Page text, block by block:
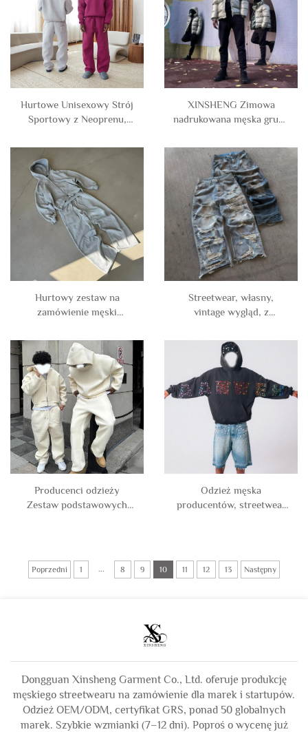
Hurtowe Unisexowy Strój
Sportowy z Neoprenu,
Prosty Strój Sportowy,
Luźny, Oversize, Zestaw z
Bluzą i Spodniami
Sportowymi dla Mężczyzn
XINSHENG Zimowa
nadrukowana męska gruba
kurtka puchowa z bawełny
z zamkiem kurtka płaszcz
dla mężczyzn
Hurtowy zestaw na
zamówienie męski
z krótką bluzą z kapturem
na zamek i rozszerzonymi
spodniami dresowymi,
dresy męskie
Streetwear, własny,
vintage wygląd, z
poszarpane jeansy,
spodnie dżinsowe dla
mężczyzn
Producenci odzieży
Zestaw podstawowych
męski
Odzież męska
producentów, streetwear
vintage, przemyta
kamieniem
Poprzedni 1 ... 8 9 10 11 12 13 Następny
Dongguan Xinsheng Garment Co., Ltd. oferuje produkcję
męskiego streetwearu na zamówienie dla marek i startupów.
Odzież OEM/ODM, certyfikat GRS, ponad 50 globalnych
marek. Szybkie wzmianki (7–12 dni). Poproś o wycenę już